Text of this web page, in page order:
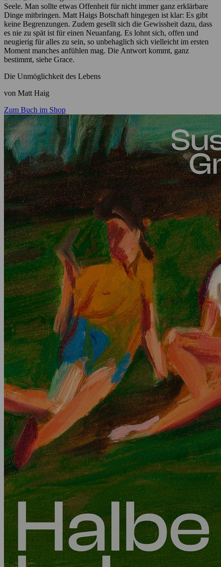
Seele. Man sollte etwas Offenheit für nicht immer ganz erklärbare
Dinge mitbringen. Matt Haigs Botschaft hingegen ist klar: Es gibt
keine Begrenzungen. Zudem gesellt sich die Gewissheit dazu, dass
es nie zu spät ist für einen Neuanfang. Es lohnt sich, offen und
neugierig für alles zu sein, so unbehaglich sich vielleicht im ersten
Moment manches anfühlen mag. Die Antwort kommt, ganz
bestimmt, siehe Grace.
Die Unmöglichkeit des Lebens
von Matt Haig
Zum Buch im Shop